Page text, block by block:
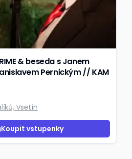
& beseda s Janem
Pernickým // KAM
Vsetín
Koupit vstupenky